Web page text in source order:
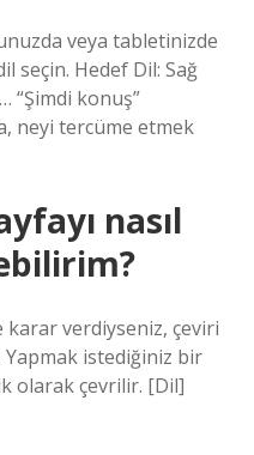
veya tabletinizde
seçin. Hedef Dil: Sağ
“Şimdi konuş”
neyi tercüme etmek
nasıl
karar verdiyseniz, çeviri
Yapmak istediğiniz bir
olarak çevrilir. [Dil]